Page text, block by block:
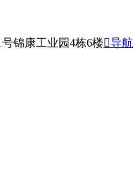
锦康工业园4栋6楼导航